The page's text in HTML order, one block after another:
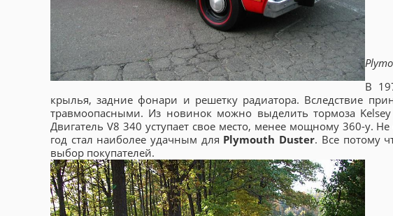
В
крылья, задние фонари и решетку радиатора. Вследствие
травмоопасными. Из новинок можно выделить тормоза Kelsey
Двигатель V8 340 уступает свое место, менее мощному 360-у.
год стал наиболее удачным для Plymouth Duster. Все потому
выбор покупателей.